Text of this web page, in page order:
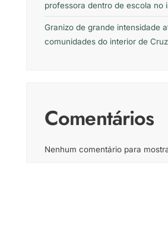
professora dentro de escola no
Granizo de grande intensidade
comunidades do interior de
Comentários
Nenhum comentário para